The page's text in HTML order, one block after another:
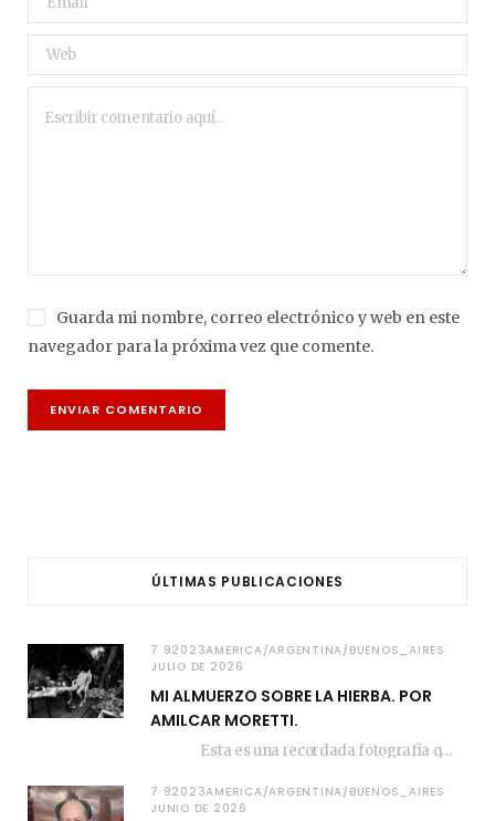
Guarda mi nombre, correo electrónico y web en este
navegador para la próxima vez que comente.
ÚLTIMAS PUBLICACIONES
7 92023AMERICA/ARGENTINA/BUENOS_AIRES
JULIO DE 2026
MI ALMUERZO SOBRE LA HIERBA. POR
AMILCAR MORETTI.
Esta es una recordada fotografía que registré…
7 92023AMERICA/ARGENTINA/BUENOS_AIRES
JUNIO DE 2026